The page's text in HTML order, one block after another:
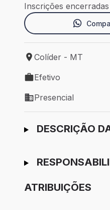
Inscrições encerradas
Local de trabalho:
Colíder - MT
Tipo de vaga: Efetivo
Efetivo
Modelo de trabalho:
Presencial
Ir para candidatura
DESCRIÇÃO
ATRIBUIÇÕES